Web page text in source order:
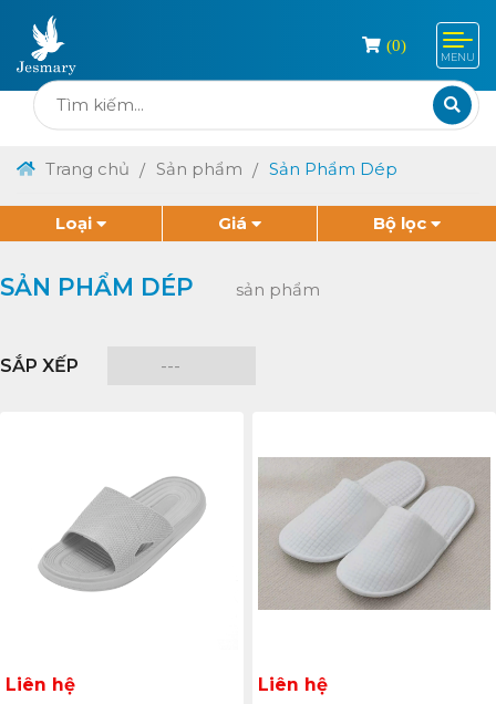
(0)
MENU
Trang chủ Sản phẩm Sản Phẩm Dép
Loại Giá Bộ lọc
SẢN PHẨM DÉP sản phẩm
SẮP XẾP
Liên hệ Liên hệ